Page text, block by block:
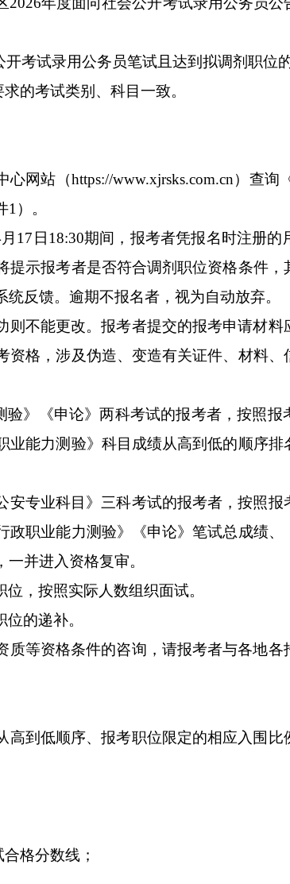
考试录用公务员笔试且达到拟调剂职位
的考试类别、科目一致。
心网站（https://www.xjrsks.com.cn）查询
1 ）。
月 17 日18:30期间，报考者凭报名时注册的
示报考者是否符合调剂职位资格条件
反馈。逾期不报名者，视为自动放弃。
不能更改。报考者提交的报考申请材
格，涉及伪造、变造有关证件、材料
验》《申论》两科考试的报考者，按照
能力测验》科目成绩从高到低的顺序排
安专业科目》三科考试的报考者，按照
职业能力测验》《申论》笔试总成绩
并进入资格复审。
，按照实际人数组织面试。
的递补。
等资格条件的咨询，请报考者与各地
到低顺序、报考职位限定的相应入围
格分数线；